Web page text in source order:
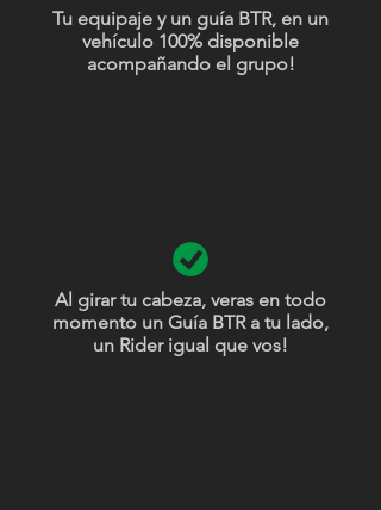
Tu equipaje y un guía BTR, en un
vehículo 100% disponible
acompañando el grupo!
Al girar tu cabeza, veras en todo
momento un Guía BTR a tu lado,
un Rider igual que vos!